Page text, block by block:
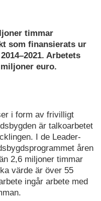
timmar
som finansierats ur
Arbetets
euro.
i form av frivilligt
är talkoarbetet
I de Leader-
åren
2,6 miljoner timmar
värde är över 55
ingår arbete med